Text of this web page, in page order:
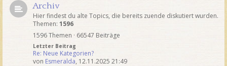
Archiv
Hier findest du alte Topics, die bereits zuende diskutiert wurden.
Themen: 1596
1596 Themen · 66547 Beiträge
Letzter Beitrag
Re: Neue Kategorien?
von Esmeralda, 12.11.2025 21:49